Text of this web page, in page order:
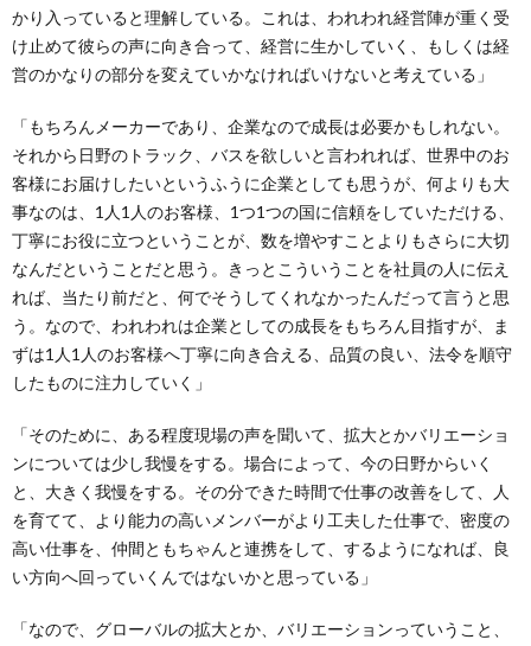
かり入っていると理解している。これは、われわれ経営陣が重く受
け止めて彼らの声に向き合って、経営に生かしていく、もしくは経
営のかなりの部分を変えていかなければいけないと考えている」
「もちろんメーカーであり、企業なので成長は必要かもしれない。
それから日野のトラック、バスを欲しいと言われれば、世界中のお
客様にお届けしたいというふうに企業としても思うが、何よりも大
事なのは、1人1人のお客様、1つ1つの国に信頼をしていただける、
丁寧にお役に立つということが、数を増やすことよりもさらに大切
なんだということだと思う。きっとこういうことを社員の人に伝え
れば、当たり前だと、何でそうしてくれなかったんだって言うと思
う。なので、われわれは企業としての成長をもちろん目指すが、ま
ずは1人1人のお客様へ丁寧に向き合える、品質の良い、法令を順守
したものに注力していく」
「そのために、ある程度現場の声を聞いて、拡大とかバリエーショ
ンについては少し我慢をする。場合によって、今の日野からいく
と、大きく我慢をする。その分できた時間で仕事の改善をして、人
を育てて、より能力の高いメンバーがより工夫した仕事で、密度の
高い仕事を、仲間ともちゃんと連携をして、するようになれば、良
い方向へ回っていくんではないかと思っている」
「なので、グローバルの拡大とか、バリエーションっていうこと、